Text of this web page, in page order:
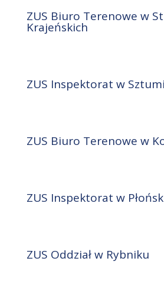
ZUS Biuro Terenowe w
Krajeńskich
ZUS Inspektorat w
ZUS Biuro Terenowe w
ZUS Inspektorat w
ZUS Oddział w Rybniku